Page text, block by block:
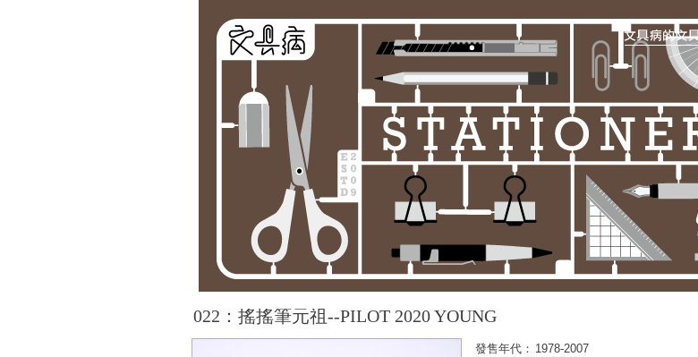
022：搖搖筆元祖--PILOT 2020 YOUNG
發售年代： 1978-2007